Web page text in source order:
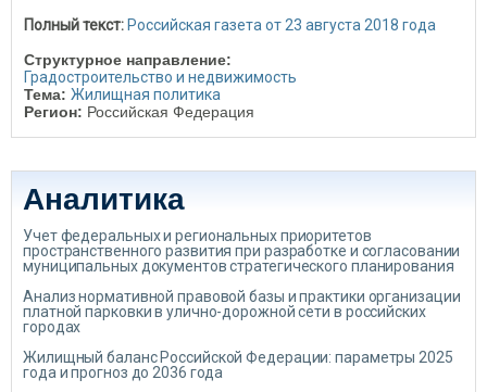
Полный текст: Российская газета от 23 августа 2018 года
Структурное направление:
Градостроительство и недвижимость
Тема: Жилищная политика
Регион: Российская Федерация
Аналитика
Учет федеральных и региональных приоритетов
пространственного развития при разработке и согласовании
муниципальных документов стратегического планирования
Анализ нормативной правовой базы и практики организации
платной парковки в улично-дорожной сети в российских
городах
Жилищный баланс Российской Федерации: параметры 2025
года и прогноз до 2036 года